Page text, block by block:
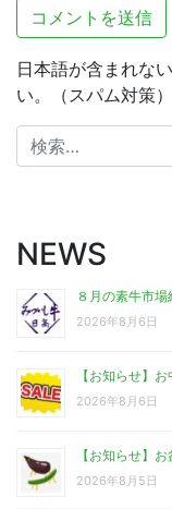
日本語が含まれな
い。（スパム対策）
検
索:
NEWS
８月の素牛市
2026年8月6日
【お知らせ】
2026年8月6日
【お知らせ】
2026年8月5日